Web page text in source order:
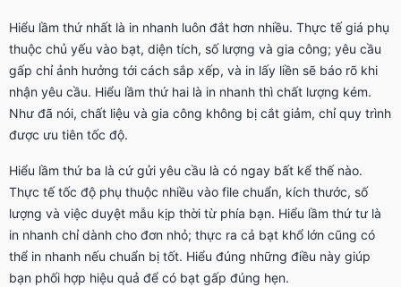
Hiểu lầm thứ nhất là in nhanh luôn đắt hơn nhiều. Thực tế giá phụ
thuộc chủ yếu vào bạt, diện tích, số lượng và gia công; yêu cầu
gấp chỉ ảnh hưởng tới cách sắp xếp, và in lấy liền sẽ báo rõ khi
nhận yêu cầu. Hiểu lầm thứ hai là in nhanh thì chất lượng kém.
Như đã nói, chất liệu và gia công không bị cắt giảm, chỉ quy trình
được ưu tiên tốc độ.
Hiểu lầm thứ ba là cứ gửi yêu cầu là có ngay bất kể thế nào.
Thực tế tốc độ phụ thuộc nhiều vào file chuẩn, kích thước, số
lượng và việc duyệt mẫu kịp thời từ phía bạn. Hiểu lầm thứ tư là
in nhanh chỉ dành cho đơn nhỏ; thực ra cả bạt khổ lớn cũng có
thể in nhanh nếu chuẩn bị tốt. Hiểu đúng những điều này giúp
bạn phối hợp hiệu quả để có bạt gấp đúng hẹn.